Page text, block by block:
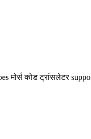
मोर्स कोड ट्रांसलेटर